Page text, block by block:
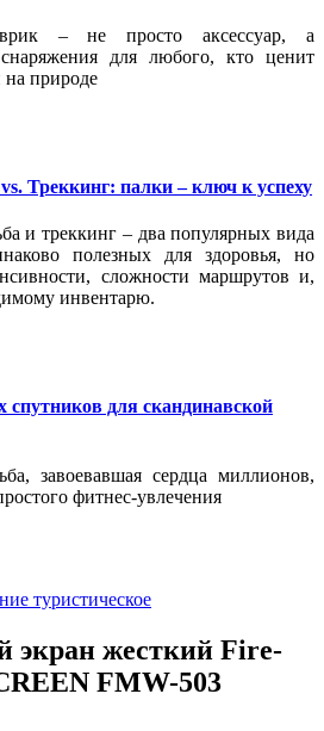
– не просто аксессуар, а
для любого, кто ценит
природе
Треккинг: палки – ключ к успеху
и треккинг – два популярных вида
полезных для здоровья, но
сложности маршрутов и,
инвентарю.
для скандинавской
завоевавшая сердца миллионов,
фитнес-увлечения
туристическое
экран жесткий Fire-
FMW-503